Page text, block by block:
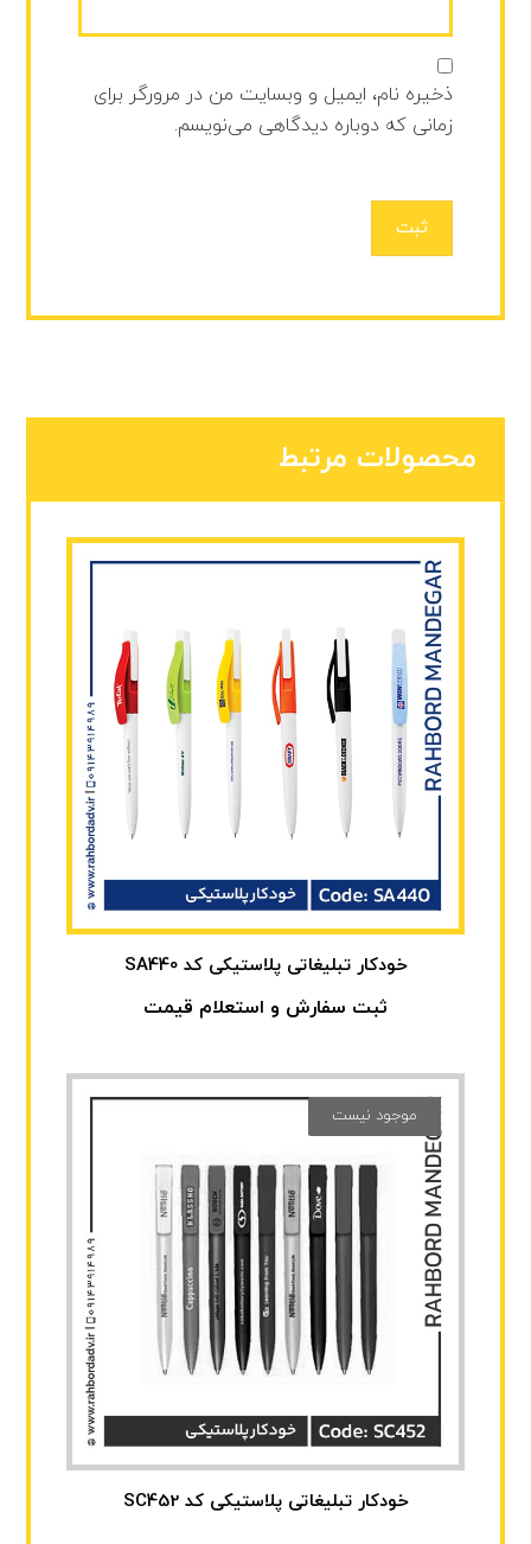
ذخیره نام، ایمیل و وبسایت من در مرورگر برای
زمانی که دوباره دیدگاهی می‌نویسم.
ثبت
محصولات مرتبط
خودکار تبلیغاتی پلاستیکی کد SA440
ثبت سفارش و استعلام قیمت
خودکار تبلیغاتی پلاستیکی کد SC452
موجود نیست